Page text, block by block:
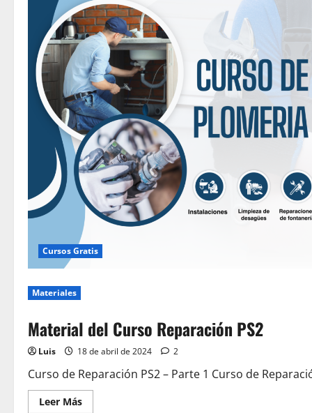
Cursos Gratis
Materiales
Material del Curso Reparación PS2
Luis 18 de abril de 2024 2
Curso de Reparación PS2 – Parte 1 Curso de
Leer MásLeer